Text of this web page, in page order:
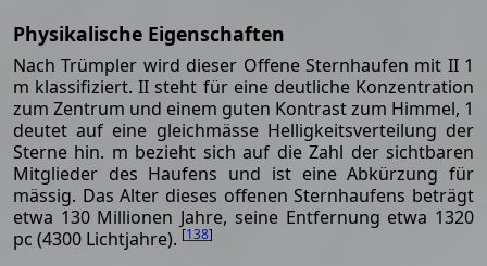
Physikalische Eigenschaften
Nach Trümpler wird dieser Offene Sternhaufen mit II 1
m klassifiziert. II steht für eine deutliche Konzentration
zum Zentrum und einem guten Kontrast zum Himmel, 1
deutet auf eine gleichmässe Helligkeitsverteilung der
Sterne hin. m bezieht sich auf die Zahl der sichtbaren
Mitglieder des Haufens und ist eine Abkürzung für
mässig. Das Alter dieses offenen Sternhaufens beträgt
etwa 130 Millionen Jahre, seine Entfernung etwa 1320
pc (4300 Lichtjahre). [138]